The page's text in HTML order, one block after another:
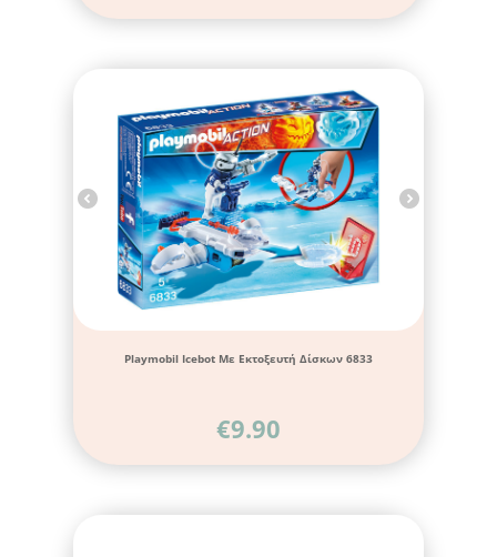
Playmobil Icebot Με Εκτοξευτή Δίσκων 6833
€9.90